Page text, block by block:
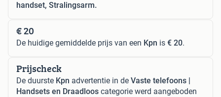
handset, Stralingsarm.
€ 20
De huidige gemiddelde prijs van een Kpn is € 20.
Prijscheck
De duurste Kpn advertentie in de Vaste telefoons |
Handsets en Draadloos categorie werd aangeboden